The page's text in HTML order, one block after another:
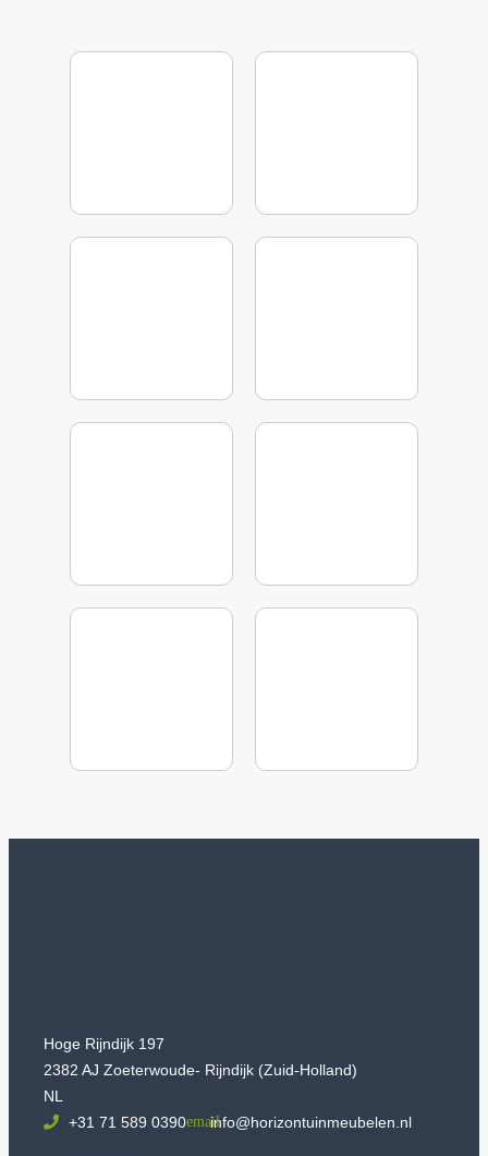
Hoge Rijndijk 197
2382 AJ Zoeterwoude- Rijndijk (Zuid-Holland)
NL
+31 71 589 0390
info@horizontuinmeubelen.nl